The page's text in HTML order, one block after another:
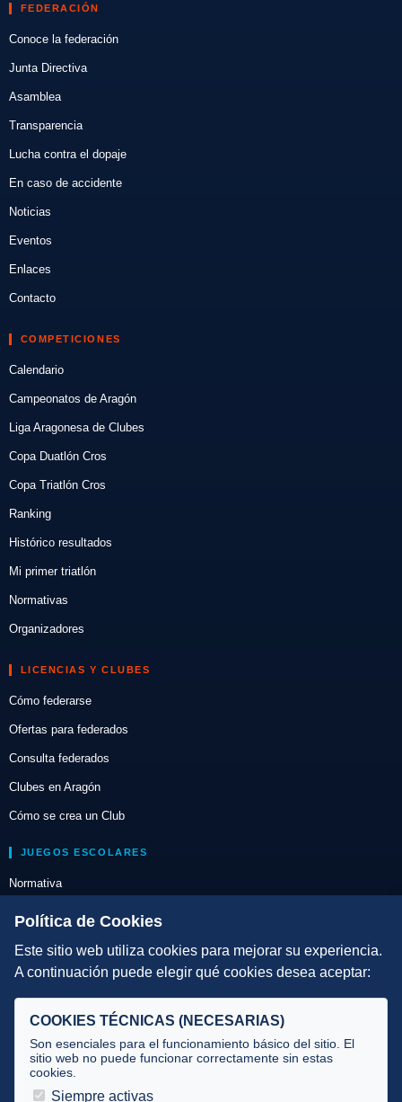
FEDERACIÓN
Conoce la federación
Junta Directiva
Asamblea
Transparencia
Lucha contra el dopaje
En caso de accidente
Noticias
Eventos
Enlaces
Contacto
COMPETICIONES
Calendario
Campeonatos de Aragón
Liga Aragonesa de Clubes
Copa Duatlón Cros
Copa Triatlón Cros
Ranking
Histórico resultados
Mi primer triatlón
Normativas
Organizadores
LICENCIAS Y CLUBES
Cómo federarse
Ofertas para federados
Consulta federados
Clubes en Aragón
Cómo se crea un Club
JUEGOS ESCOLARES
Normativa
Escuelas de Triatlón
DIRECCIÓN TÉCNICA
Selecciones
Tecnificación
JUECES Y OFICIALES
Política de Cookies
Este sitio web utiliza cookies para mejorar su experiencia.
A continuación puede elegir qué cookies desea aceptar:
COOKIES TÉCNICAS (NECESARIAS)
Son esenciales para el funcionamiento básico del sitio. El
sitio web no puede funcionar correctamente sin estas
cookies.
Siempre activas